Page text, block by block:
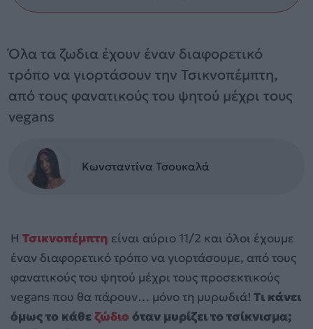
Όλα τα ζωδια έχουν έναν διαφορετικό
τρόπο να γιορτάσουν την Τσικνοπέμπτη,
από τους φανατικούς του ψητού μέχρι τους
vegans
Κωνσταντίνα Τσουκαλά
Η Τσικνοπέμπτη είναι αύριο 11/2 και όλοι έχουμε
έναν διαφορετικό τρόπο να γιορτάσουμε, από τους
φανατικούς του ψητού μέχρι τους προσεκτικούς
vegans που θα πάρουν… μόνο τη μυρωδιά! Τι κάνει
όμως το κάθεζώδιο όταν μυρίζει το τσίκνισμα;